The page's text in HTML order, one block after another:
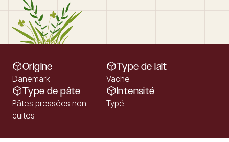
Origine
Danemark
Type de lait
Vache
Type de pâte
Pâtes pressées non
cuites
Intensité
Typé